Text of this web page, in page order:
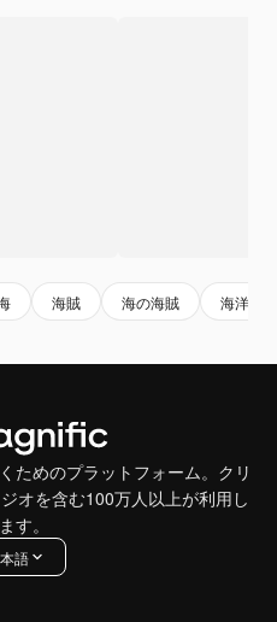
海賊 海の海賊 海洋
ためのプラットフォーム。クリ
オを含む100万人以上が利用し
す。
語